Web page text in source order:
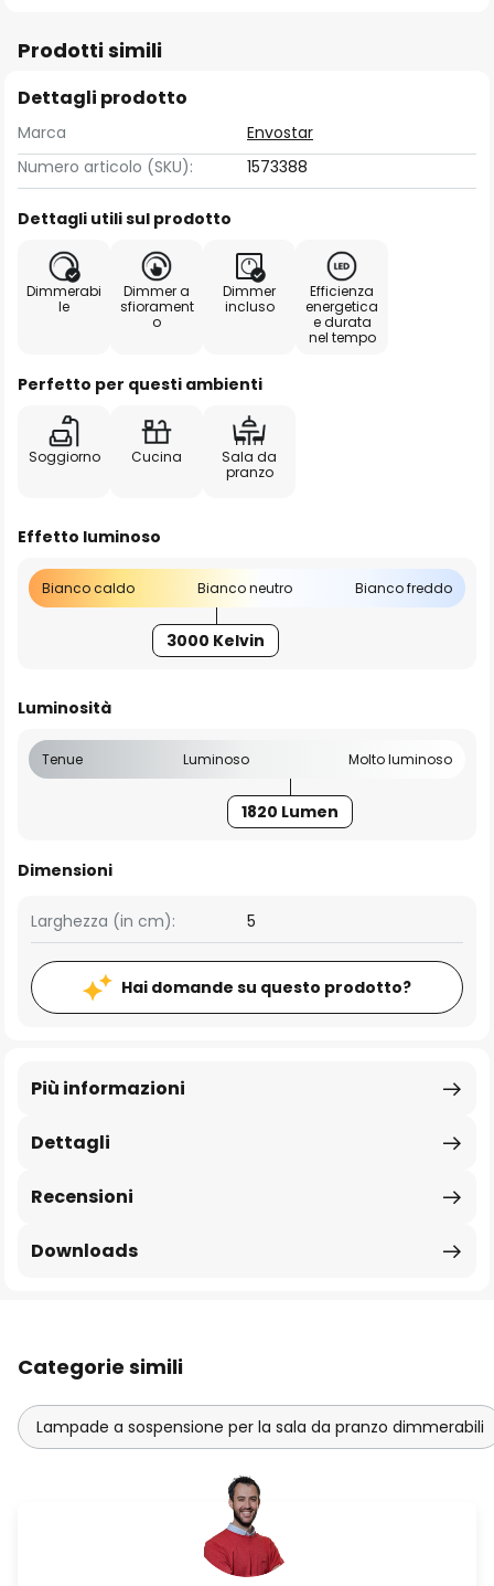
Prodotti simili
Dettagli prodotto
Marca
Envostar
Numero articolo (SKU):
1573388
Dettagli utili sul prodotto
Dimmerabi
le
Dimmer a
sfiorament
o
Dimmer
incluso
Efficienza
energetica
e durata
nel tempo
Perfetto per questi ambienti
Soggiorno Cucina
Sala da
pranzo
Effetto luminoso
Bianco caldo Bianco neutro Bianco freddo
3000 Kelvin
Luminosità
Tenue Luminoso Molto luminoso
1820 Lumen
Dimensioni
Larghezza (in cm): 5
Hai domande su questo prodotto?
Dettagli
Più informazioni
Recensioni
Downloads
Categorie simili
Lampade a sospensione per la sala da pranzo dimmerabili